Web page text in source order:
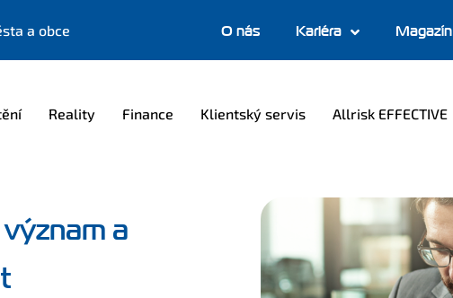
a obce O nás Kariéra Magazín
Reality Finance Klientský servis Allrisk EFFECTIVE
a